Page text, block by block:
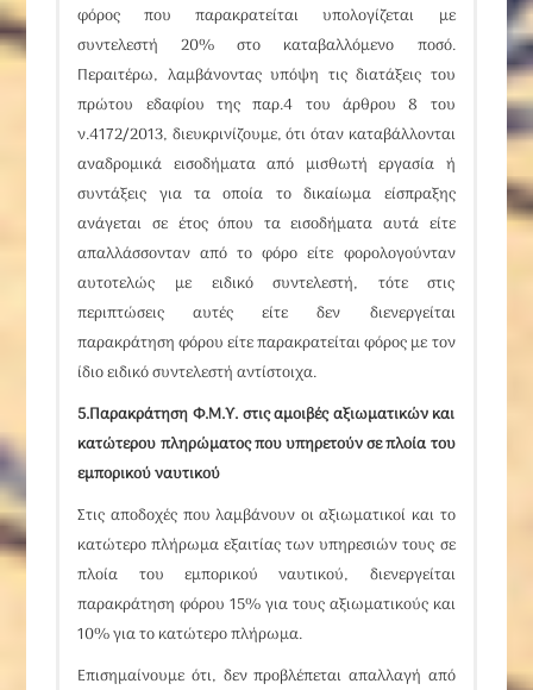
φόρος που παρακρατείται υπολογίζεται με
συντελεστή 20% στο καταβαλλόμενο ποσό.
Περαιτέρω, λαμβάνοντας υπόψη τις διατάξεις του
πρώτου εδαφίου της παρ.4 του άρθρου 8 του
ν.4172/2013, διευκρινίζουμε, ότι όταν καταβάλλονται
αναδρομικά εισοδήματα από μισθωτή εργασία ή
συντάξεις για τα οποία το δικαίωμα είσπραξης
ανάγεται σε έτος όπου τα εισοδήματα αυτά είτε
απαλλάσσονταν από το φόρο είτε φορολογούνταν
αυτοτελώς με ειδικό συντελεστή, τότε στις
περιπτώσεις αυτές είτε δεν διενεργείται
παρακράτηση φόρου είτε παρακρατείται φόρος με τον
ίδιο ειδικό συντελεστή αντίστοιχα.
5.Παρακράτηση Φ.Μ.Υ. στις αμοιβές αξιωματικών και
κατώτερου πληρώματος που υπηρετούν σε πλοία του
εμπορικού ναυτικού
Στις αποδοχές που λαμβάνουν οι αξιωματικοί και το
κατώτερο πλήρωμα εξαιτίας των υπηρεσιών τους σε
πλοία του εμπορικού ναυτικού, διενεργείται
παρακράτηση φόρου 15% για τους αξιωματικούς και
10% για το κατώτερο πλήρωμα.
Επισημαίνουμε ότι, δεν προβλέπεται απαλλαγή από